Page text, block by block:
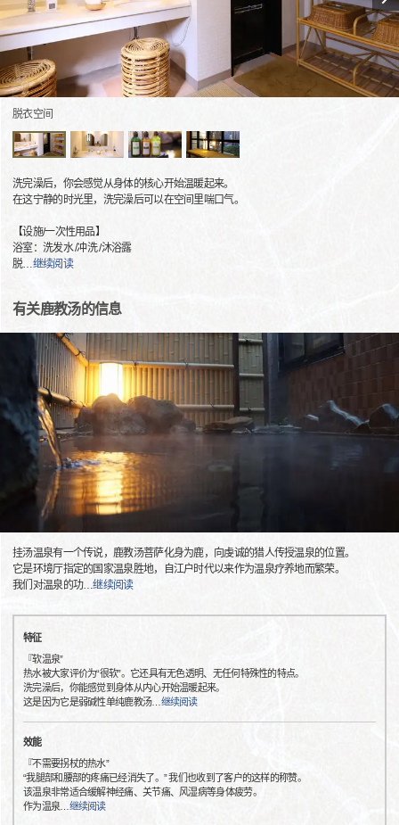
脱衣空间
洗完澡后，你会感觉从身体的核心开始温暖起来。
在这宁静的时光里，洗完澡后可以在空间里喘口气。
【设施/一次性用品】
浴室：洗发水 /冲洗 /沐浴露
脱…继续阅读
有关鹿教汤的信息
挂汤温泉有一个传说，鹿教汤菩萨化身为鹿，向虔诚的猎人传授温泉的位置。
它是环境厅指定的国家温泉胜地，自江户时代以来作为温泉疗养地而繁荣。
我们对温泉的功…继续阅读
特征
『软温泉”
热水被大家评价为“很软”。它还具有无色透明、无任何特殊性的特点。
洗完澡后，你能感觉到身体从内心开始温暖起来。
这是因为它是弱碱性单纯鹿教汤… 继续阅读
效能
『不需要拐杖的热水”
“我腿部和腰部的疼痛已经消失了。” 我们也收到了客户的这样的称赞。
该温泉非常适合缓解神经痛、关节痛、风湿病等身体疲劳。
作为温泉
继续阅读